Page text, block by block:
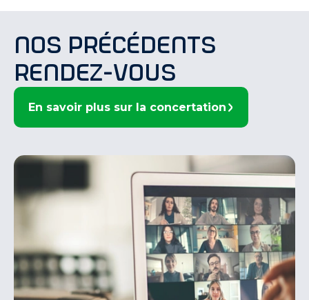
Nos précédents
rendez-vous
En savoir plus sur la concertation